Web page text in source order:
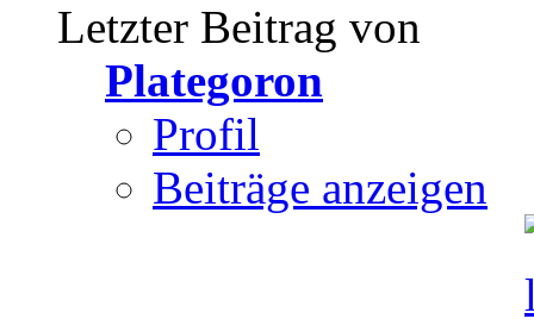
Letzter Beitrag von
Plategoron
Profil
Beiträge anzeigen